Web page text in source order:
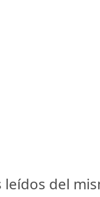
leídos del